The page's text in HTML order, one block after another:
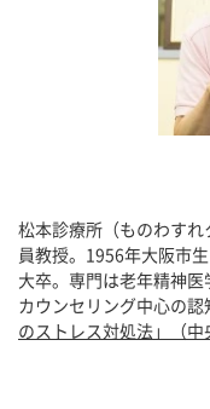
松本診療所（ものわす
員教授。1956年大阪市
大卒。専門は老年精神
カウンセリング中心の
のストレス対処法」（中